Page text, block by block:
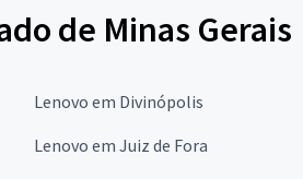
de Minas Gerais
Lenovo em Divinópolis
Lenovo em Juiz de Fora